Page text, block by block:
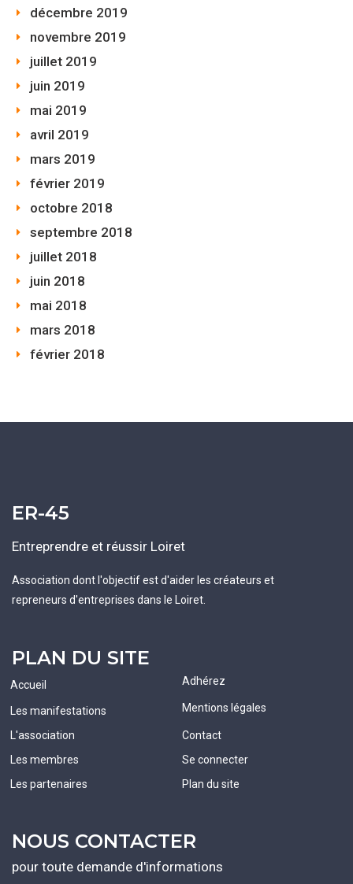
décembre 2019
novembre 2019
juillet 2019
juin 2019
mai 2019
avril 2019
mars 2019
février 2019
octobre 2018
septembre 2018
juillet 2018
juin 2018
mai 2018
mars 2018
février 2018
ER-45
Entreprendre et réussir Loiret
Association dont l'objectif est d'aider les créateurs et
repreneurs d'entreprises dans le Loiret.
PLAN DU SITE
Accueil
Les manifestations
L'association
Les membres
Les partenaires
Adhérez
Mentions légales
Contact
Se connecter
Plan du site
NOUS CONTACTER
pour toute demande d'informations